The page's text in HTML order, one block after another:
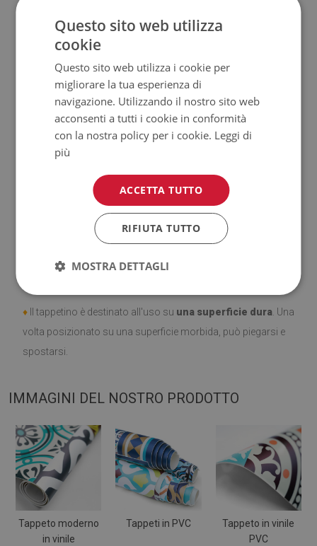
Tappetinon hanno le proprietà antiscivolo;
Prodotto facile da pulire, resistente alle macchie e
all'acqua.
Si ricorda che i danni causati dall'uso dovuto al trascorrere
del tempo (es. abrasioni) non sono soggetti a reclami.
Come prendersi cura del prodotto?
Pulire con un panno umido — non usare prodotti chimici
♦ Il tappetino è destinato all'uso su una superficie dura . Una
volta posizionato su una superficie morbida, può piegarsi e
spostarsi.
IMMAGINI DEL NOSTRO PRODOTTO
Tappeto moderno
in vinile
Tappeti in PVC
Tappeto in vinile
PVC
Questo sito web utilizza
cookie
Questo sito web utilizza i cookie per
migliorare la tua esperienza di
navigazione. Utilizzando il nostro sito web
acconsenti a tutti i cookie in conformità
con la nostra policy per i cookie. Leggi di
più
ACCETTA TUTTO
RIFIUTA TUTTO
MOSTRA DETTAGLI